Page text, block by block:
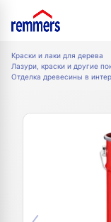
Краски и лаки для дерева
Лазури, краски и другие
Отделка древесины в